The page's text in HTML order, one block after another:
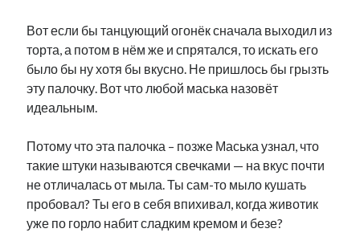
Вот если бы танцующий огонёк сначала выходил из
торта, а потом в нём же и спрятался, то искать его
было бы ну хотя бы вкусно. Не пришлось бы грызть
эту палочку. Вот что любой маська назовёт
идеальным.
Потому что эта палочка – позже Маська узнал, что
такие штуки называются свечками — на вкус почти
не отличалась от мыла. Ты сам-то мыло кушать
пробовал? Ты его в себя впихивал, когда животик
уже по горло набит сладким кремом и безе?